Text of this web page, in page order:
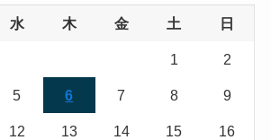
水 木 金 土 日
1 2
5 6 7 8 9
12 13 14 15 16